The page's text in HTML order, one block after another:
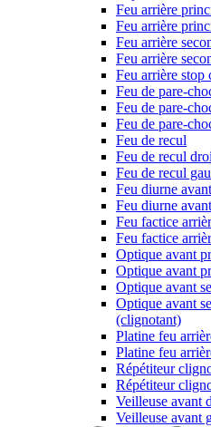
Feu arrière
Feu arrière
Feu arrière
Feu arrière
Feu arrière stop
Feu de pare-
Feu de pare-
Feu de pare-
Feu de recul
Feu de recul
Feu de recul
Feu diurne
Feu diurne
Feu factice
Feu factice
Optique avant
Optique avant
Optique avant
Optique avant
(clignotant)
Platine feu
Platine feu
Répétiteur
Répétiteur
Veilleuse avant
Veilleuse avant